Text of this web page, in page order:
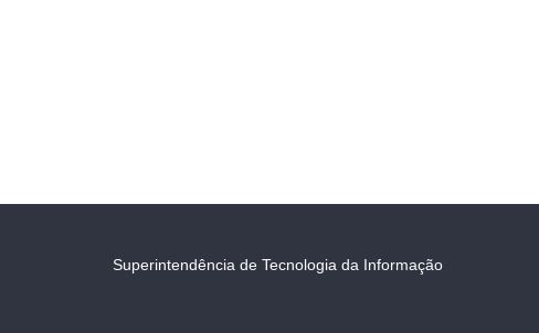
Superintendência de Tecnologia da Informação